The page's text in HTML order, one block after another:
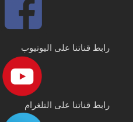
رابط قناتنا على اليوتيوب
رابط قناتنا على التلغرام